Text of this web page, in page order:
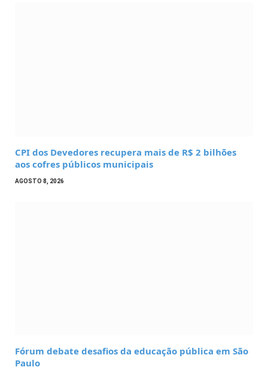
CPI dos Devedores recupera mais de R$ 2 bilhões
aos cofres públicos municipais
AGOSTO 8, 2026
Fórum debate desafios da educação pública em São
Paulo